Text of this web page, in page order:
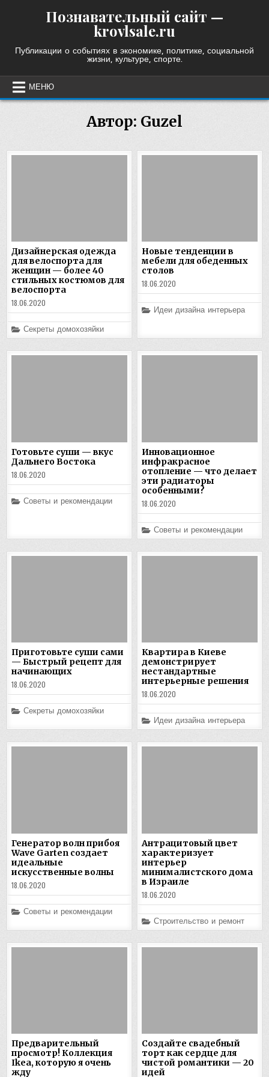
Познавательный сайт —
krovlsale.ru
Публикации о событиях в экономике, политике, социальной
жизни, культуре, спорте.
МЕНЮ
Автор: Guzel
Дизайнерская одежда
для велоспорта для
женщин — более 40
стильных костюмов для
велоспорта
18.06.2020
Posted
in
Секреты домохозяйки
Новые тенденции в
мебели для обеденных
столов
18.06.2020
Posted
in
Идеи дизайна интерьера
Готовьте суши — вкус
Дальнего Востока
18.06.2020
Posted
Советы и рекомендации
Инновационное
инфракрасное
отопление — что делает
эти радиаторы
особенными?
18.06.2020
Posted
in
Советы и рекомендации
Приготовьте суши сами
— Быстрый рецепт для
начинающих
18.06.2020
Posted
Секреты домохозяйки
Квартира в Киеве
демонстрирует
нестандартные
интерьерные решения
18.06.2020
Posted
in
Идеи дизайна интерьера
Генератор волн прибоя
Wave Garten создает
идеальные
искусственные волны
18.06.2020
Posted
Советы и рекомендации
Антрацитовый цвет
характеризует
интерьер
минималистского дома
в Израиле
18.06.2020
Posted
in
Строительство и ремонт
Предварительный
просмотр! Коллекция
Ikea, которую я очень
жду
Создайте свадебный
торт как сердце для
чистой романтики — 20
идей